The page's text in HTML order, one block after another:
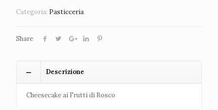
Categoria: Pasticceria
Share
Descrizione
Cheesecake ai Frutti di Bosco